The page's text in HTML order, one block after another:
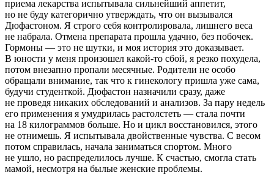
приема лекарства испытывала сильнейший аппетит,
но не буду категорично утверждать, что он вызывался
Дюфастоном. Я строго себя контролировала, лишнего веса
не набрала. Отмена препарата прошла удачно, без побочек.
Гормоны — это не шутки, и моя история это доказывает.
В юности у меня произошел какой-то сбой, я резко похудела,
потом внезапно пропали месячные. Родители не особо
обращали внимание, так что к гинекологу пришла уже сама,
будучи студенткой. Дюфастон назначили сразу, даже
не проведя никаких обследований и анализов. За пару недель
его применения я умудрилась растолстеть — стала почти
на 18 килограммов больше. Но и цикл восстановился, этого
не отнимешь. Я испытывала двойственные чувства. С весом
потом справилась, начала заниматься спортом. Много
не ушло, но распределилось лучше. К счастью, смогла стать
мамой, несмотря на былые женские проблемы.